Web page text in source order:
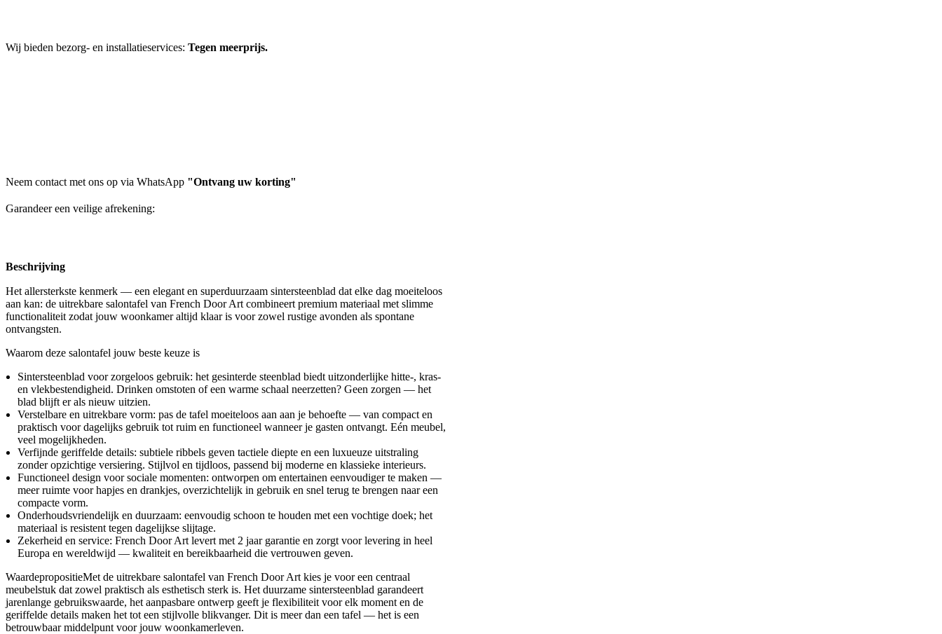
Wij bieden bezorg- en installatieservices: Tegen meerprijs.
Neem contact met ons op via WhatsApp "Ontvang uw korting"
Garandeer een veilige afrekening:
Beschrijving
Het allersterkste kenmerk — een elegant en superduurzaam sintersteenblad dat elke dag moeiteloos
aan kan: de uitrekbare salontafel van French Door Art combineert premium materiaal met slimme
functionaliteit zodat jouw woonkamer altijd klaar is voor zowel rustige avonden als spontane
ontvangsten.
Waarom deze salontafel jouw beste keuze is
Sintersteenblad voor zorgeloos gebruik: het gesinterde steenblad biedt uitzonderlijke hitte-, kras-
en vlekbestendigheid. Drinken omstoten of een warme schaal neerzetten? Geen zorgen — het
blad blijft er als nieuw uitzien.
Verstelbare en uitrekbare vorm: pas de tafel moeiteloos aan aan je behoefte — van compact en
praktisch voor dagelijks gebruik tot ruim en functioneel wanneer je gasten ontvangt. Eén meubel,
veel mogelijkheden.
Verfijnde geriffelde details: subtiele ribbels geven tactiele diepte en een luxueuze uitstraling
zonder opzichtige versiering. Stijlvol en tijdloos, passend bij moderne en klassieke interieurs.
Functioneel design voor sociale momenten: ontworpen om entertainen eenvoudiger te maken —
meer ruimte voor hapjes en drankjes, overzichtelijk in gebruik en snel terug te brengen naar een
compacte vorm.
Onderhoudsvriendelijk en duurzaam: eenvoudig schoon te houden met een vochtige doek; het
materiaal is resistent tegen dagelijkse slijtage.
Zekerheid en service: French Door Art levert met 2 jaar garantie en zorgt voor levering in heel
Europa en wereldwijd — kwaliteit en bereikbaarheid die vertrouwen geven.
WaardepropositieMet de uitrekbare salontafel van French Door Art kies je voor een centraal
meubelstuk dat zowel praktisch als esthetisch sterk is. Het duurzame sintersteenblad garandeert
jarenlange gebruikswaarde, het aanpasbare ontwerp geeft je flexibiliteit voor elk moment en de
geriffelde details maken het tot een stijlvolle blikvanger. Dit is meer dan een tafel — het is een
betrouwbaar middelpunt voor jouw woonkamerleven.